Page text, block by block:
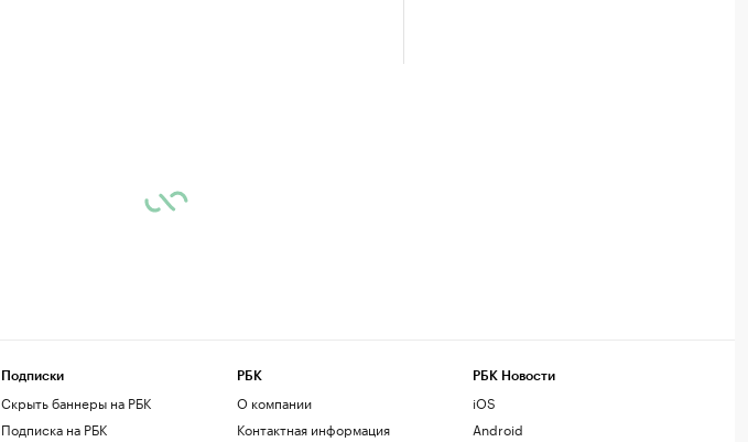
Подписки
Скрыть баннеры на РБК
Подписка на РБК
РБК
О компании
Контактная информация
РБК Новости
iOS
Android